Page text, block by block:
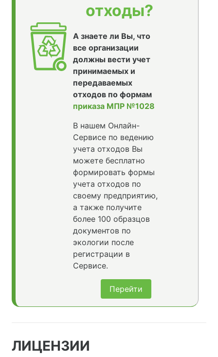
отходы?
А знаете ли Вы, что
все организации
должны вести учет
принимаемых и
передаваемых
отходов по формам
приказа МПР №1028
В нашем Онлайн-
Сервисе по ведению
учета отходов Вы
можете бесплатно
формировать формы
учета отходов по
своему предприятию,
а также получите
более 100 образцов
документов по
экологии после
регистрации в
Сервисе.
Перейти
ЛИЦЕНЗИИ